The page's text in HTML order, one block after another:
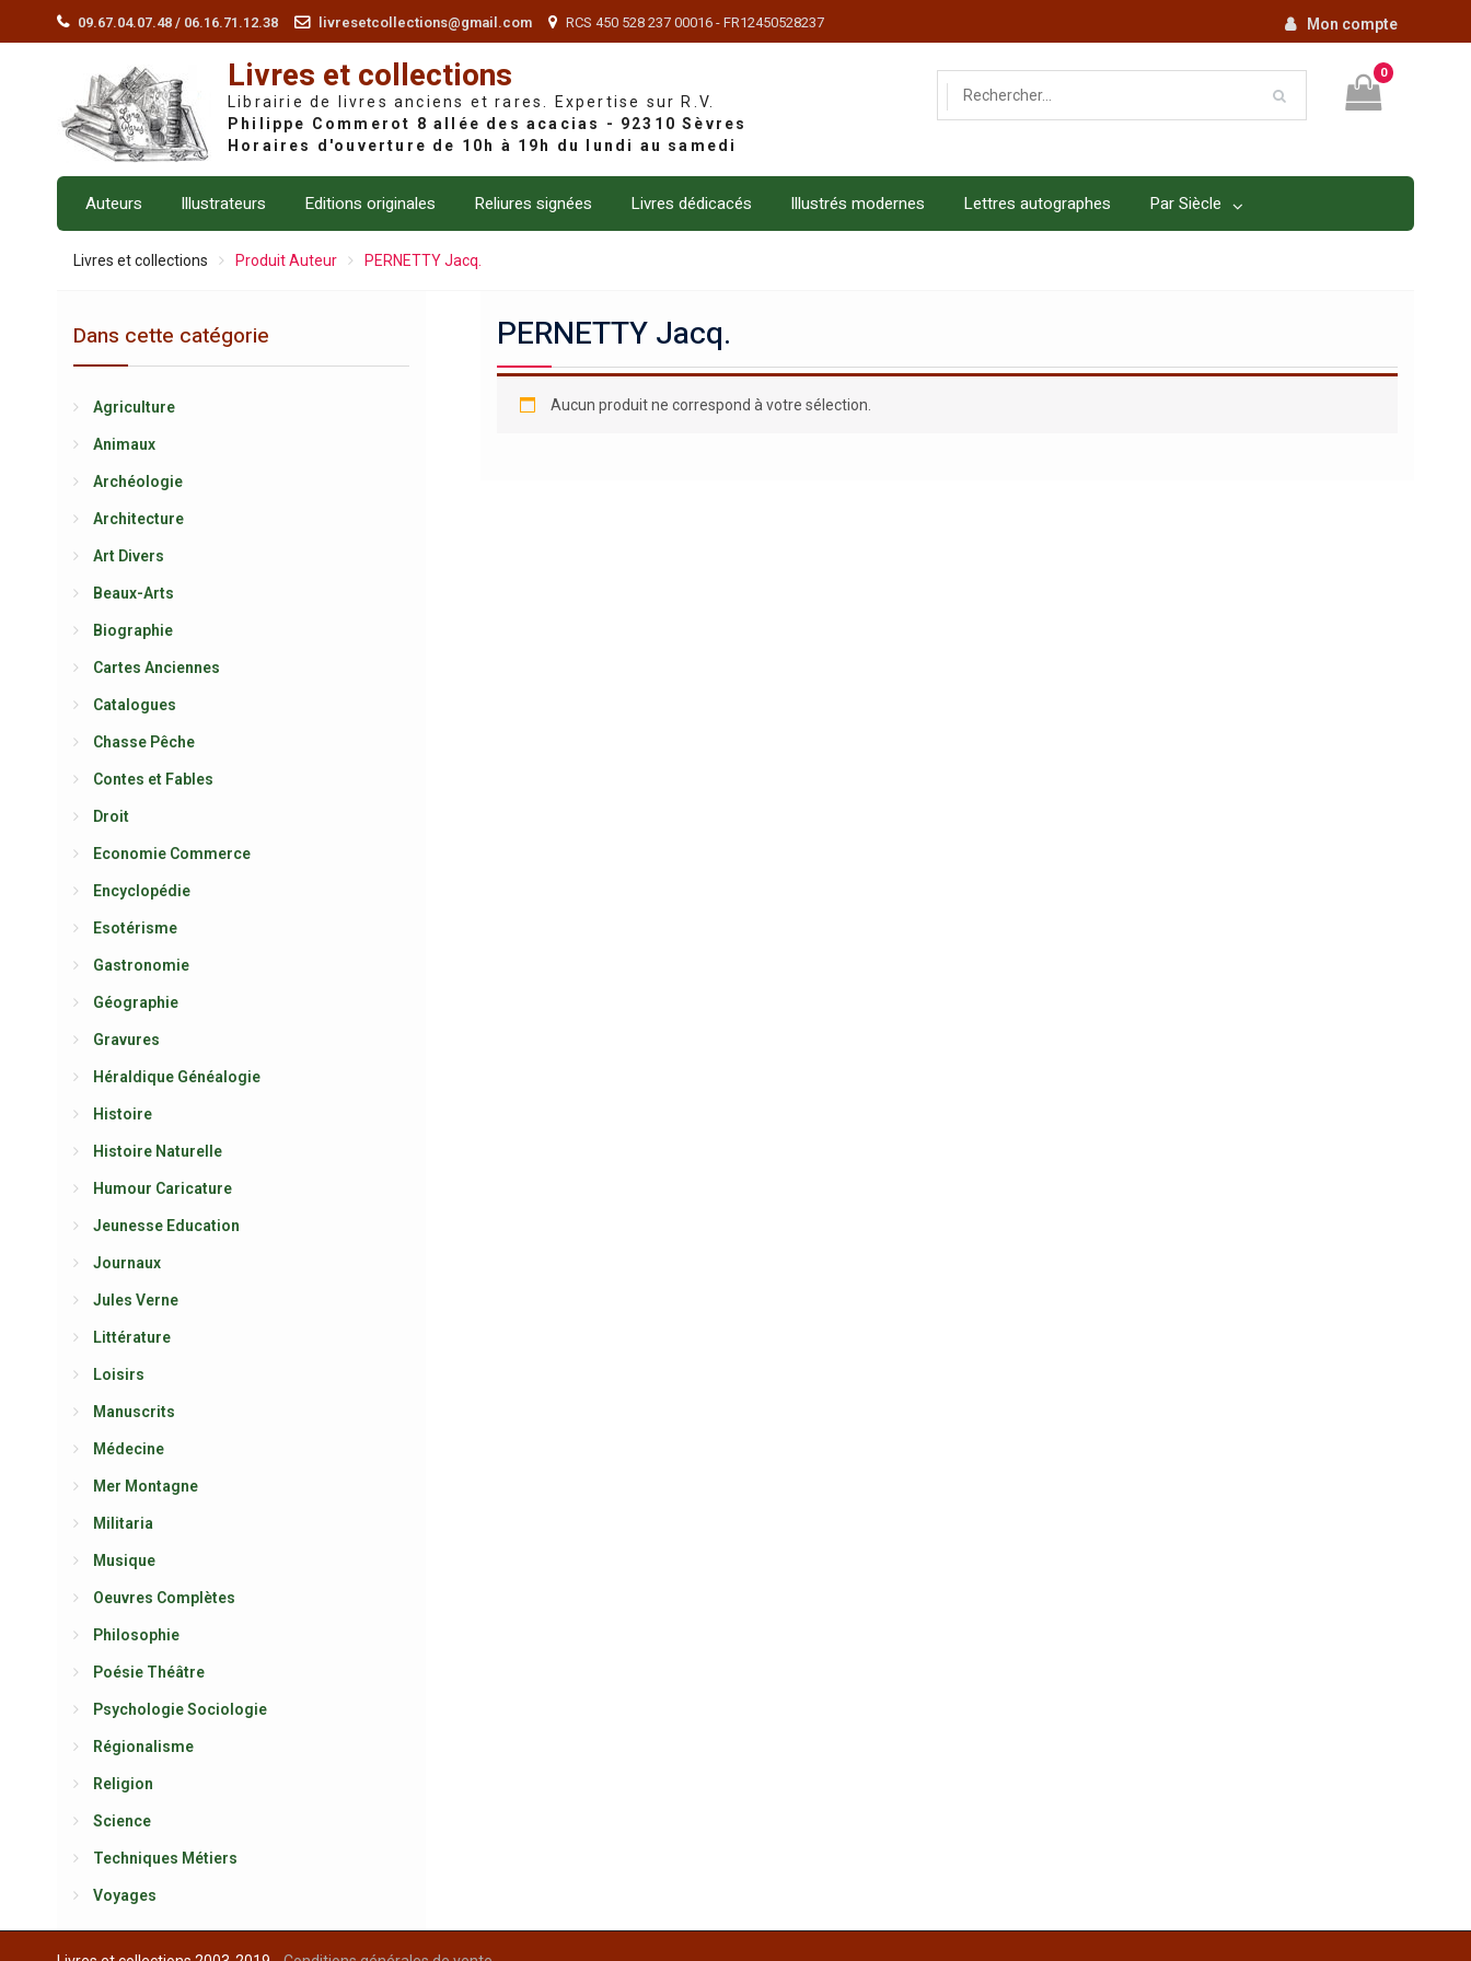
09.67.04.07.48 / 06.16.71.12.38 livresetcollections@gmail.com RCS 450 528 237 00016 - FR12450528237 Mon compte
Livres et collections
Librairie de livres anciens et rares. Expertise sur R.V.
0
Auteurs Illustrateurs Editions originales Reliures signées Livres dédicacés Illustrés modernes Lettres autographes Par Siècle
Livres et collections Produit Auteur PERNETTY Jacq.
PERNETTY Jacq.
Aucun produit ne correspond à votre sélection.
Dans cette catégorie
Agriculture
Animaux
Archéologie
Architecture
Art Divers
Beaux-Arts
Biographie
Cartes Anciennes
Catalogues
Chasse Pêche
Contes et Fables
Droit
Economie Commerce
Encyclopédie
Esotérisme
Gastronomie
Géographie
Gravures
Héraldique Généalogie
Histoire
Histoire Naturelle
Humour Caricature
Jeunesse Education
Journaux
Jules Verne
Littérature
Loisirs
Manuscrits
Médecine
Mer Montagne
Militaria
Musique
Oeuvres Complètes
Philosophie
Poésie Théâtre
Psychologie Sociologie
Régionalisme
Religion
Science
Techniques Métiers
Voyages